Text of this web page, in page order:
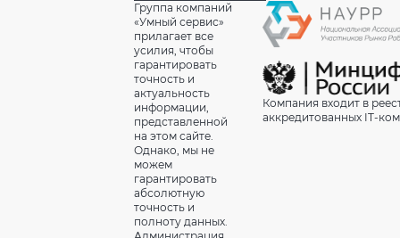
Группа компаний
«Умный сервис»
прилагает все
усилия, чтобы
гарантировать
точность и
актуальность
информации,
представленной
на этом сайте.
Однако, мы не
можем
гарантировать
абсолютную
точность и
полноту данных.
Компания входит в
аккредитованных IT-